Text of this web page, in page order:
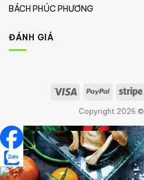
BÁCH PHÚC PHƯƠNG
ĐÁNH GIÁ
Copyright 2026 ©